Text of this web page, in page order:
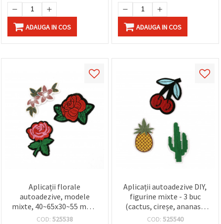
toate!
SetăriADAUGA IN COS ADAUGA IN COS
Aplicații florale
autoadezive, modele
mixte, 40~65x30~55 mm -
Set de 3 bucăți
COD: 525538
Aplicații autoadezive DIY,
figurine mixte - 3 buc
(cactus, cireșe, ananas),
35~50 x 60~70 mm
COD: 525540